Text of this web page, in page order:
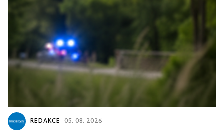
REDAKCE 05. 08. 2026